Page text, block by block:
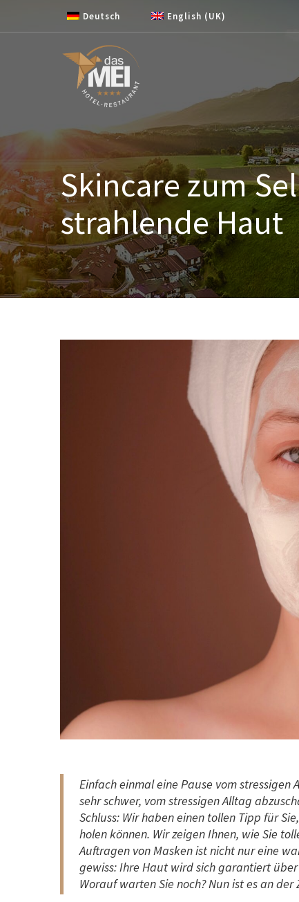
Deutsch English (UK)
Skincare zum
strahlende Haut
Einfach einmal eine Pause vom
sehr schwer, vom stressigen Alltag
Schluss: Wir haben einen tollen Tipp für
holen können. Wir zeigen Ihnen, wie Sie
Auftragen von Masken ist nicht nur eine
gewiss: Ihre Haut wird sich garantiert
Worauf warten Sie noch? Nun ist es an